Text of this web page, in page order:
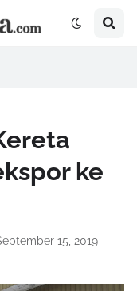
ke
15, 2019